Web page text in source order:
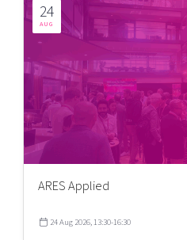
24
AUG
ARES Applied
24 Aug 2026, 13:30-16:30